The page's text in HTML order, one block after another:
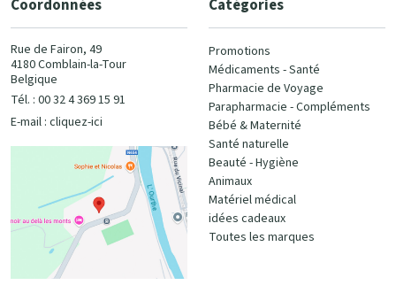
Coordonnées
Rue de Fairon, 49
4180 Comblain-la-Tour
Belgique
Tél. : 00 32 4 369 15 91
E-mail : cliquez-ici
Catégories
Promotions
Médicaments - Santé
Pharmacie de Voyage
Parapharmacie - Compléments
Bébé & Maternité
Santé naturelle
Beauté - Hygiène
Animaux
Matériel médical
idées cadeaux
Toutes les marques